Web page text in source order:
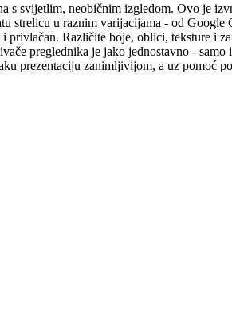
s svijetlim, neobičnim izgledom. Ovo je
u raznim varijacijama - od
Različite boje, oblici, teksture i
preglednika je jako jednostavno -
prezentaciju zanimljivijom, a uz pomoć